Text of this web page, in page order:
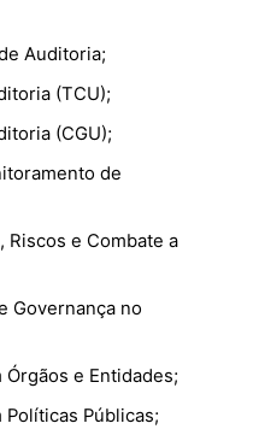
Auditoria;
(TCU);
(CGU);
de
Riscos e Combate a
Governança no
Órgãos e Entidades;
Políticas Públicas;